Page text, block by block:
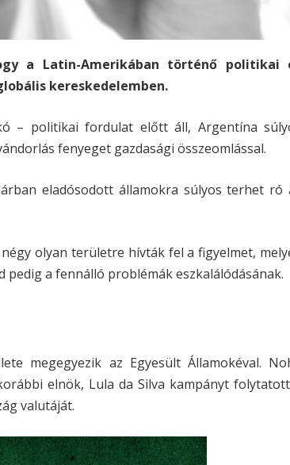
a Latin-Amerikában történő politikai
kereskedelemben.
– politikai fordulat előtt áll, Argentína
fenyeget gazdasági összeomlással.
eladósodott államokra súlyos terhet ró
olyan területre hívták fel a figyelmet,
a fennálló problémák eszkalálódásának.
megegyezik az Egyesült Államokéval.
elnök, Lula da Silva kampányt
valutáját.